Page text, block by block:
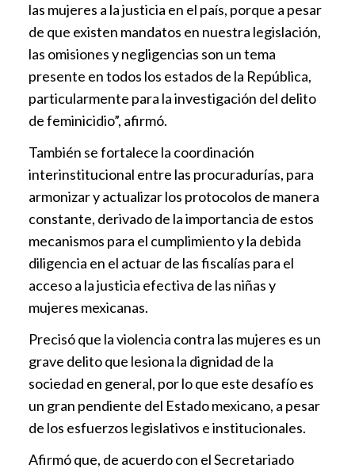
las mujeres a la justicia en el país, porque a pesar
de que existen mandatos en nuestra legislación,
las omisiones y negligencias son un tema
presente en todos los estados de la República,
particularmente para la investigación del delito
de feminicidio”, afirmó.
También se fortalece la coordinación
interinstitucional entre las procuradurías, para
armonizar y actualizar los protocolos de manera
constante, derivado de la importancia de estos
mecanismos para el cumplimiento y la debida
diligencia en el actuar de las fiscalías para el
acceso a la justicia efectiva de las niñas y
mujeres mexicanas.
Precisó que la violencia contra las mujeres es un
grave delito que lesiona la dignidad de la
sociedad en general, por lo que este desafío es
un gran pendiente del Estado mexicano, a pesar
de los esfuerzos legislativos e institucionales.
Afirmó que, de acuerdo con el Secretariado